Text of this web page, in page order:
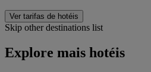
Ver tarifas de hotéis
Skip other destinations list
Explore mais hotéis